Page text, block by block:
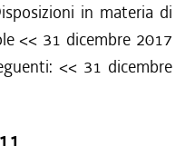
in materia di
<< 31 dicembre 2017
<< 31 dicembre